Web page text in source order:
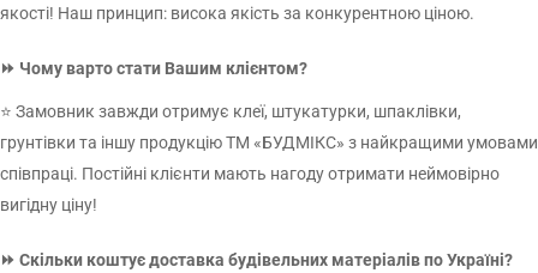
якості! Наш принцип: висока якість за конкурентною ціною.
⏩ Чому варто стати Вашим клієнтом?
⭐ Замовник завжди отримує клеї, штукатурки, шпаклівки,
грунтівки та іншу продукцію ТМ «БУДМІКС» з найкращими умовами
співпраці. Постійні клієнти мають нагоду отримати неймовірно
вигідну ціну!
⏩ Скільки коштує доставка будівельних матеріалів по Україні?